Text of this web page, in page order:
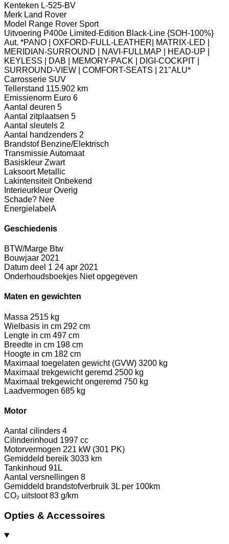
Kenteken L-525-BV
Merk Land Rover
Model Range Rover Sport
Uitvoering P400e Limited-Edition Black-Line {SOH-100%}
Aut. *PANO | OXFORD-FULL-LEATHER| MATRIX-LED |
MERIDIAN-SURROUND | NAVI-FULLMAP | HEAD-UP |
KEYLESS | DAB | MEMORY-PACK | DIGI-COCKPIT |
SURROUND-VIEW | COMFORT-SEATS | 21"ALU*
Carrosserie SUV
Tellerstand 115.902 km
Emissienorm Euro 6
Aantal deuren 5
Aantal zitplaatsen 5
Aantal sleutels 2
Aantal handzenders 2
Brandstof Benzine/Elektrisch
TransmissieAutomaat
Basiskleur Zwart
Laksoort Metallic
Lakintensiteit Onbekend
Interieurkleur Overig
Schade? Nee
Energielabel A
Geschiedenis
BTW/Marge Btw
Bouwjaar 2021
Datum deel 1 24 apr 2021
Onderhoudsboekjes Niet opgegeven
Maten en gewichten
Massa 2515 kg
Wielbasis in cm 292 cm
Lengte in cm 497 cm
Breedte in cm 198 cm
Hoogte in cm 182 cm
Maximaal toegelaten gewicht (GVW) 3200 kg
Maximaal trekgewicht geremd 2500 kg
Maximaal trekgewicht ongeremd 750 kg
Laadvermogen 685 kg
Motor
Aantal cilinders 4
Cilinderinhoud 1997 cc
Motorvermogen 221 kW (301 PK)
Gemiddeld bereik 3033 km
Tankinhoud 91L
Aantal versnellingen 8
Gemiddeld brandstofverbruik 3L per 100km
CO₂ uitstoot 83 g/km
Opties & Accessoires